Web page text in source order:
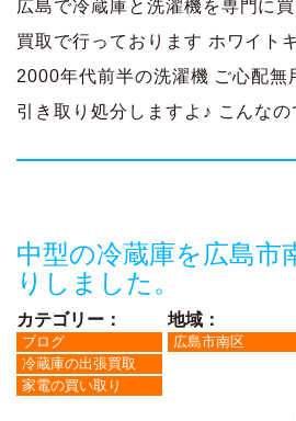
広島で冷蔵庫と洗濯機を専門に
買取で行っております ホワイト
2000年代前半の洗濯機 ご心配無
引き取り処分しますよ♪ こんなの
中型の冷蔵庫を広島市
りしました。
カテゴリー：
ブログ
冷蔵庫の出張買取
家電の買い取り
地域：
広島市南区